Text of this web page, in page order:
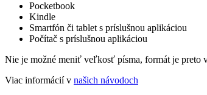
Pocketbook
Kindle
Smartfón či tablet s príslušnou aplikáciou
Počítač s príslušnou aplikáciou
Nie je možné meniť veľkosť písma, formát je preto
Viac informácií v našich návodoch